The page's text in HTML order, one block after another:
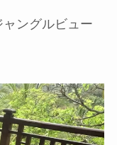
ングルビュー